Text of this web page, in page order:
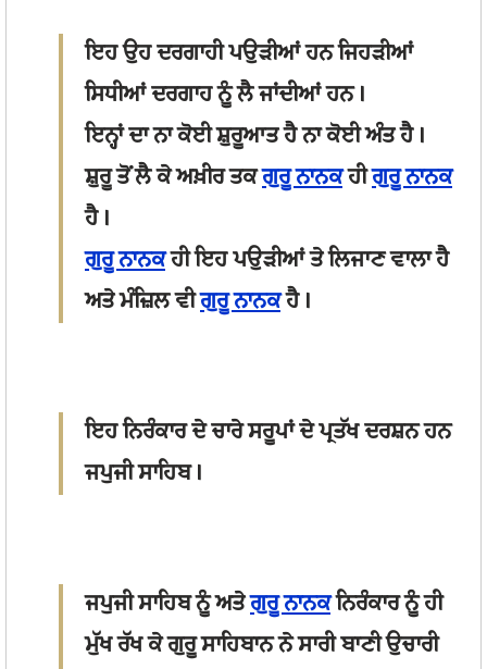
ਇਹ ਉਹ ਦਰਗਾਹੀ ਪਉੜੀਆਂ ਹਨ ਜਿਹੜੀਆਂ
ਸਿਧੀਆਂ ਦਰਗਾਹ ਨੂੰ ਲੈ ਜਾਂਦੀਆਂ ਹਨ।
ਇਨ੍ਹਾਂ ਦਾ ਨਾ ਕੋਈ ਸ਼ੁਰੂਆਤ ਹੈ ਨਾ ਕੋਈ ਅੰਤ ਹੈ।
ਸ਼ੁਰੂ ਤੋਂ ਲੈ ਕੇ ਅਖ਼ੀਰ ਤਕਗੁਰੂ ਨਾਨਕਹੀਗੁਰੂ ਨਾਨਕ
ਹੈ।
ਗੁਰੂ ਨਾਨਕਹੀ ਇਹ ਪਉੜੀਆਂ ਤੇ ਲਿਜਾਣ ਵਾਲਾ ਹੈ
ਅਤੇ ਮੰਜ਼ਿਲ ਵੀਗੁਰੂ ਨਾਨਕਹੈ।
ਇਹ ਨਿਰੰਕਾਰ ਦੇ ਚਾਰੇ ਸਰੂਪਾਂ ਦੇ ਪ੍ਰਤੱਖ ਦਰਸ਼ਨ ਹਨ
ਜਪੁਜੀ ਸਾਹਿਬ।
ਜਪੁਜੀ ਸਾਹਿਬ ਨੂੰ ਅਤੇਗੁਰੂ ਨਾਨਕਨਿਰੰਕਾਰ ਨੂੰ ਹੀ
ਮੁੱਖ ਰੱਖ ਕੇ ਗੁਰੂ ਸਾਹਿਬਾਨ ਨੇ ਸਾਰੀ ਬਾਣੀ ਉਚਾਰੀ